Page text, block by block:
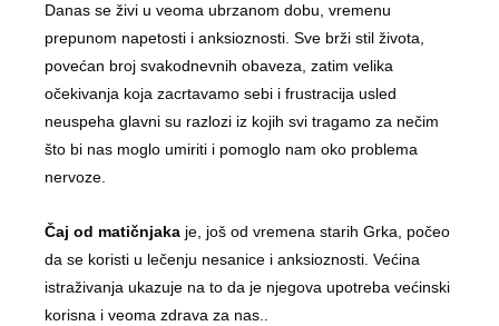
Danas se živi u veoma ubrzanom dobu, vremenu
prepunom napetosti i anksioznosti. Sve brži stil života,
povećan broj svakodnevnih obaveza, zatim velika
očekivanja koja zacrtavamo sebi i frustracija usled
neuspeha glavni su razlozi iz kojih svi tragamo za nečim
što bi nas moglo umiriti i pomoglo nam oko problema
nervoze.
Čaj od matičnjaka je, još od vremena starih Grka, počeo
da se koristi u lečenju nesanice i anksioznosti. Većina
istraživanja ukazuje na to da je njegova upotreba većinski
korisna i veoma zdrava za nas..